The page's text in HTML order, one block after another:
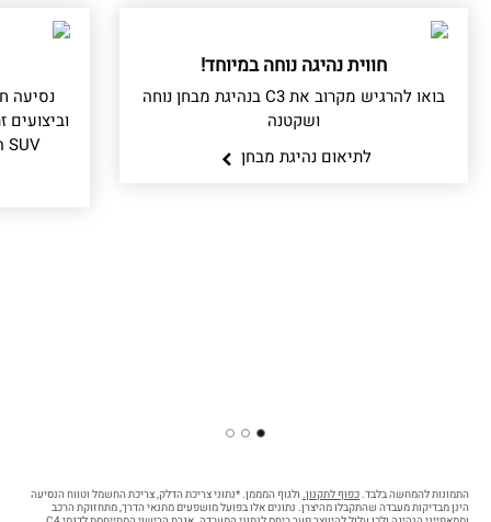
חווית נהיגה נוחה במיוחד!
בואו להרגיש מקרוב את C3 בנהיגת מבחן נוחה
ושקטנה
לתיאום נהיגת מבחן
נסיעה
SUV המשלב את הטוב מכל העולמות.
1
2
3
התמונות להמחשה בלבד.כפוף לתקנון. ולגוף המממן. *נתוני צריכת הדלק, צריכת החשמל וטווח הנסיעה
הינן מבדיקות מעבדה שהתקבלו מהיצרן. נתונים אלו בפועל מושפעים מתנאי הדרך, מתחזוקת הרכב